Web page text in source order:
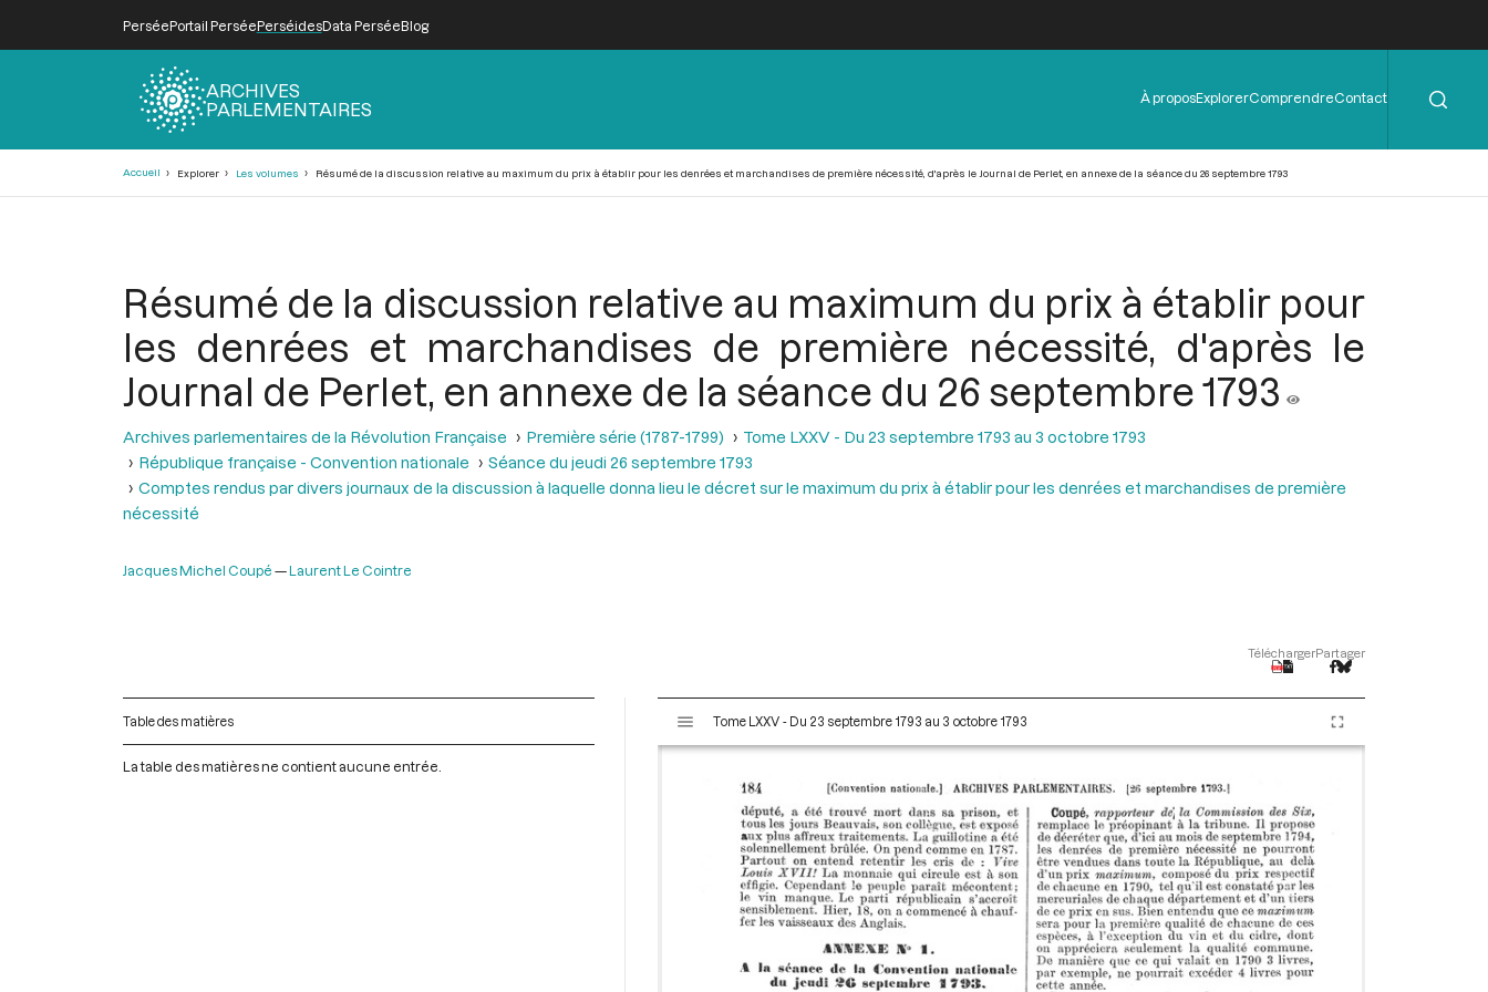
PerséePortail PerséePerséidesData PerséeBlog
ARCHIVES
PARLEMENTAIRES
Menu
de
À proposExplorerComprendreContact
Accueil Explorer Les volumes Résumé de la discussion relative au maximum du prix à établir pour les denrées et marchandises de première nécessité, d'après le Journal de Perlet, en annexe de la séance du 26 septembre 1793
Résumé de la discussion relative au maximum du prix à établir pour
les denrées et marchandises de première nécessité, d'après le
Journal de Perlet, en annexe de la séance du 26 septembre 1793
Archives parlementaires de la Révolution Française Première série (1787-1799)
Tome LXXV - Du 23 septembre 1793 au 3 octobre 1793
République française - Convention nationale
Séance du jeudi 26 septembre 1793
Comptes rendus par divers journaux de la discussion à laquelle donna lieu le décret sur le maximum du prix à établir pour les denrées et marchandises de première
nécessité
Jacques Michel Coupé Laurent Le Cointre
TéléchargerPartager
Table des matières
La table des matières ne contient aucune entrée.
s
Tome LXXV - Du 23 septembre 1793 au 3 octobre 1793